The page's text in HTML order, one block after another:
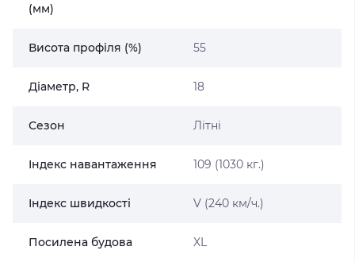
(мм)
Висота профіля (%) 55
Діаметр, R 18
Сезон Літні
Індекс навантаження 109 (1030 кг.)
Індекс швидкості V (240 км/ч.)
Посилена будова XL